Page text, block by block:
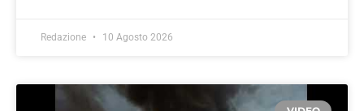
Redazione 10 Agosto 2026